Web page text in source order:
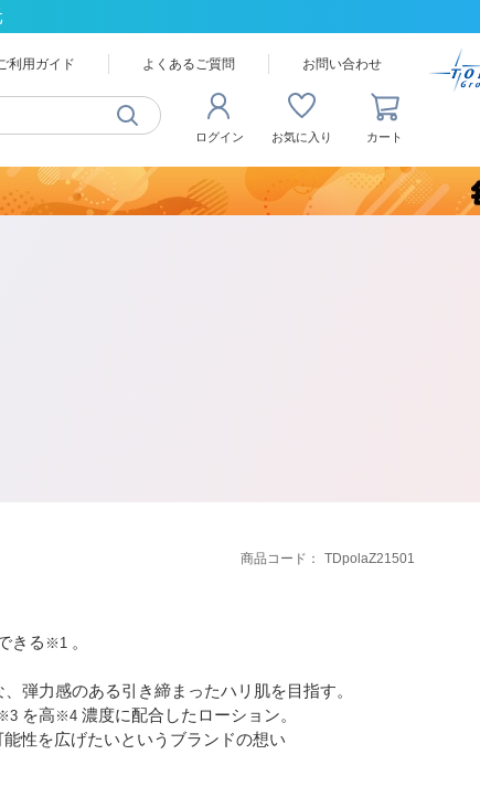
利用ガイド よくあるご質問 お問い合わせ
ログイン お気に入り カート
商品コード TDpolaZ21501
きる ※1 。
弾力感のある引き締まったハリ肌を目指す。
を高 ※4 濃度に配合したローション。
性を広げたいというブランドの想い